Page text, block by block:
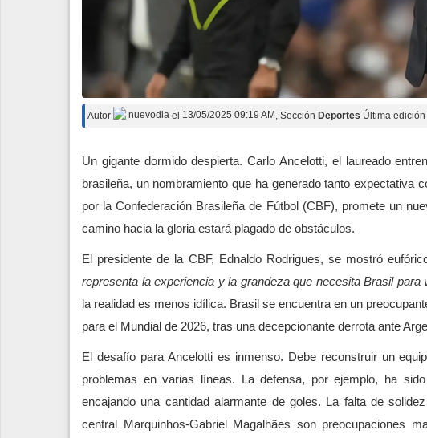
Autor nuevodia el 13/05/2025 09:19 AM , Sección Deportes Última edición
Un gigante dormido despierta. Carlo Ancelotti, el laureado
brasileña, un nombramiento que ha generado tanto expectativa
por la Confederación Brasileña de Fútbol (CBF), promete un
camino hacia la gloria estará plagado de obstáculos.
El presidente de la CBF, Ednaldo Rodrigues, se mostró
representa la experiencia y la grandeza que necesita Brasil para
la realidad es menos idílica. Brasil se encuentra en un
para el Mundial de 2026, tras una decepcionante derrota ante
El desafío para Ancelotti es inmenso. Debe reconstruir un
problemas en varias líneas. La defensa, por ejemplo, ha
encajando una cantidad alarmante de goles. La falta de
central Marquinhos-Gabriel Magalhães son preocupaciones